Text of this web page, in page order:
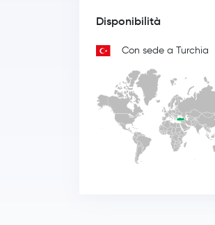
Disponibilità
Con sede a Turchia